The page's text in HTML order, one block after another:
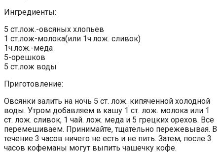
Ингредиенты:
5 ст.лож.-овсяных хлопьев
1 ст.лож-молока(или 1ч.лож. сливок)
1ч.лож.-меда
5-орешков
5 ст.лож воды
Приготовление:
Овсянки залить на ночь 5 ст. лож. кипяченной холодной
воды. Утром добавляем в кашу 1 ст. лож. молока или 1
ст. лож. сливок, 1 чай. лож. меда и 5 грецких орехов. Все
перемешиваем. Принимайте, тщательно пережевывая. В
течение 3 часов ничего не есть и не пить. Затем, после 3
часов кофеманы могут выпить чашечку кофе.